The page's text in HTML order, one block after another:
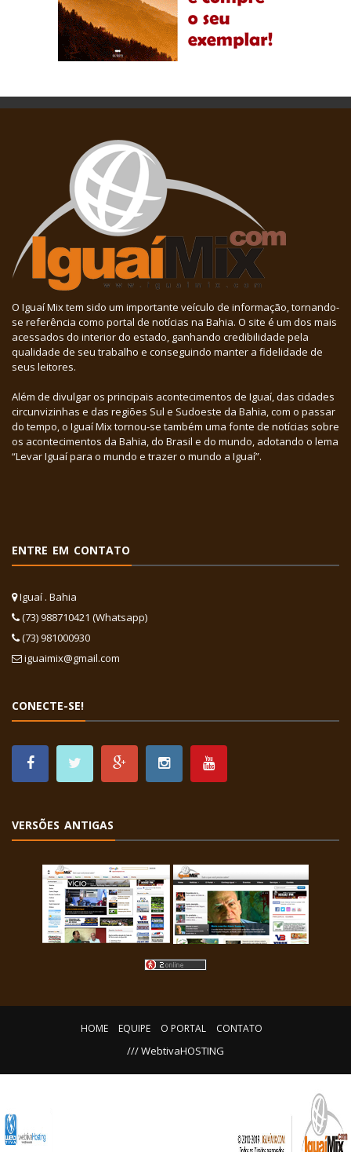
O Iguaí Mix tem sido um importante veículo de informação, tornando-
se referência como portal de notícias na Bahia. O site é um dos mais
acessados do interior do estado, ganhando credibilidade pela
qualidade de seu trabalho e conseguindo manter a fidelidade de
seus leitores.
Além de divulgar os principais acontecimentos de Iguaí, das cidades
circunvizinhas e das regiões Sul e Sudoeste da Bahia, com o passar
do tempo, o Iguaí Mix tornou-se também uma fonte de notícias sobre
os acontecimentos da Bahia, do Brasil e do mundo, adotando o lema
“Levar Iguaí para o mundo e trazer o mundo a Iguaí”.
ENTRE EM CONTATO
Iguaí . Bahia
(73) 988710421 (Whatsapp)
(73) 981000930
iguaimix@gmail.com
CONECTE-SE!
VERSÕES ANTIGAS
HOME EQUIPE O PORTAL CONTATO
/// WebtivaHOSTING